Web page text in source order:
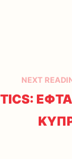
NEXT